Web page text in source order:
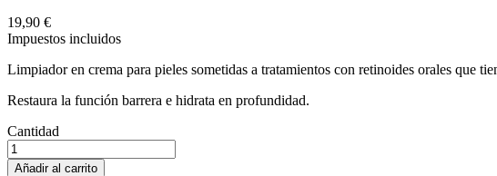
19,90 €
Impuestos incluidos
Limpiador en crema para pieles sometidas a tratamientos con retinoides orales que
Restaura la función barrera e hidrata en profundidad.
Cantidad
Añadir al carrito